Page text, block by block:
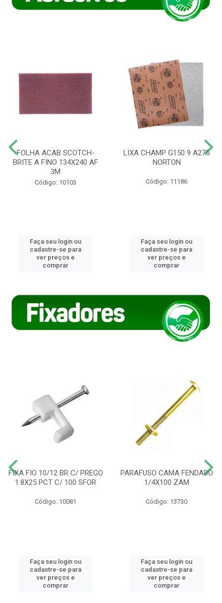
FOLHA ACAB SCOTCH-
BRITE A FINO 134X240 AF
3M
Código: 10103
Faça seu login ou
cadastre-se para
ver preços e
comprar
LIXA CHAMP G150 9 A275
NORTON
Código: 11186
Faça seu login ou
cadastre-se para
ver preços e
comprar
FIXA FIO 10/12 BR C/ PREGO
1.8X25 PCT C/ 100 SFOR
Código: 10081
Faça seu login ou
cadastre-se para
ver preços e
comprar
PARAFUSO CAMA FENDADO
1/4X100 ZAM
Código: 13730
Faça seu login ou
cadastre-se para
ver preços e
comprar